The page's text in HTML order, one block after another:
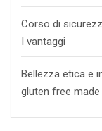
Corso di
I vantaggi
Bellezza etica e
gluten free made